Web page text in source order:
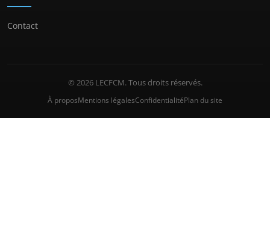
Contact
© 2026 LECFCM. Tous droits réservés.
À proposMentions légalesConfidentialitéPlan du site